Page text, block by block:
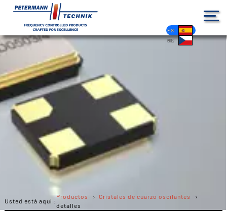
DE
EN
FR
ES
PL
IT
NL
HU
CS
Usted está aquí :
Productos
Cristales de cuarzo oscilantes
detalles